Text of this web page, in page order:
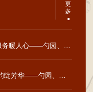
更
多
指尖订房更便捷，智慧服务暖人心——勺园、中关新园客房预订微信小程序正式上线
点茶寻味迎小暑 非遗雅韵绽芳华——勺园、中关新园举办中外学子点茶体验活动